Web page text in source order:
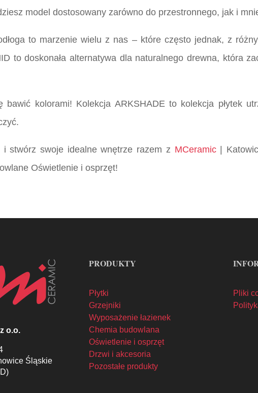
model dostosowany zarówno do przestronnego, jak i
to marzenie wielu z nas – które często jednak, z
to doskonała alternatywa dla naturalnego drewna, która
bawić kolorami! Kolekcja ARKSHADE to kolekcja płytek
i stwórz swoje idealne wnętrze razem z MCeramic|
Oświetlenie i osprzęt!
o.o.
Śląskie
PRODUKTY
Płytki
Grzejniki
Wyposażenie łazienek
Chemia budowlana
Oświetlenie i osprzęt
Drzwi i akcesoria
Pozostałe produkty
Pliki